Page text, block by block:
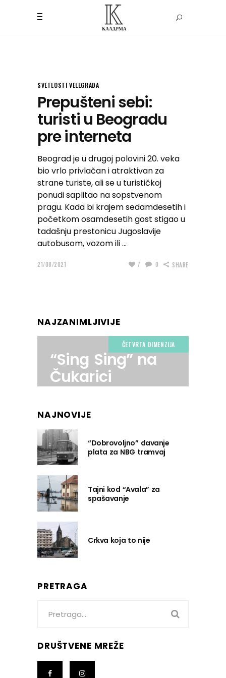
SVETLOSTI VELEGRADA
Prepušteni sebi:
turisti u Beogradu
pre interneta
Beograd je u drugoj polovini 20. veka
bio vrlo privlačan i atraktivan za
strane turiste, ali se u turističkoj
ponudi saplitao na sopstvenom
pragu. Kada bi krajem sedamdesetih i
početkom osamdesetih gost stigao u
tadašnju prestonicu Jugoslavije
autobusom, vozom ili
21/08/2021 7 0 SHARE
NAJZANIMLJIVIJE
ČETVRTA DIMENZIJA
“Sing Sing” na
Čukarici
NAJNOVIJE
“Dobrovoljno” davanje
plata za NBG tramvaj
Tajni kod “Avala” za
spašavanje
Crkva koja to nije
PRETRAGA
DRUŠTVENE MREŽE